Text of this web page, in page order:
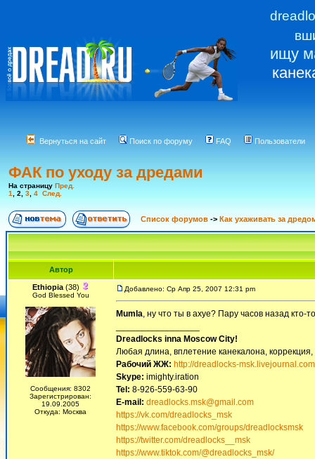
ищу
Вернуться на сайт Поиск по форуму FAQ Пользователи
ФАК по уходу за дредами
На страницу Пред.
1
2 3 4 След.
Список форумов -> Как ухаживать за
Автор
Ethiopia(38)
God Blessed You
Сообщения: 8302
Зарегистрирован:
19.09.2005
Откуда: Москва
Добавлено: Ср Апр 25, 2007 12:31 pm
Mumla, ну что ты в ахуе? Пару часов назад
Dreadlocks inna Moscow Сity!
Любая длина, вплетение канекалона,
Рабочий ЖЖ: http://dreadlocks-
Skype: imighty.iration
Tel: 8-926-559-63-90
E-mail: dreadlocks.msk@gmail.com
https://vk.com/dreadlocks_msk
https://www.facebook.com/groups/dreadlocksmsk
https://twitter.com/dreadlocks__msk
https://www.tiktok.com/@dreadlocks_msk/